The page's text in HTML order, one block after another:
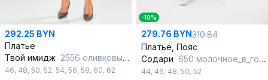
292.25 BYN
Платье
Твой имидж 2556 оливковый_в_клетку
46, 48, 50, 52, 54, 56, 58, 60, 62
-10%
279.76 BYN310.84
Платье, Пояс
Содари 650 молочное_в_горошек
44, 46, 48, 50, 52